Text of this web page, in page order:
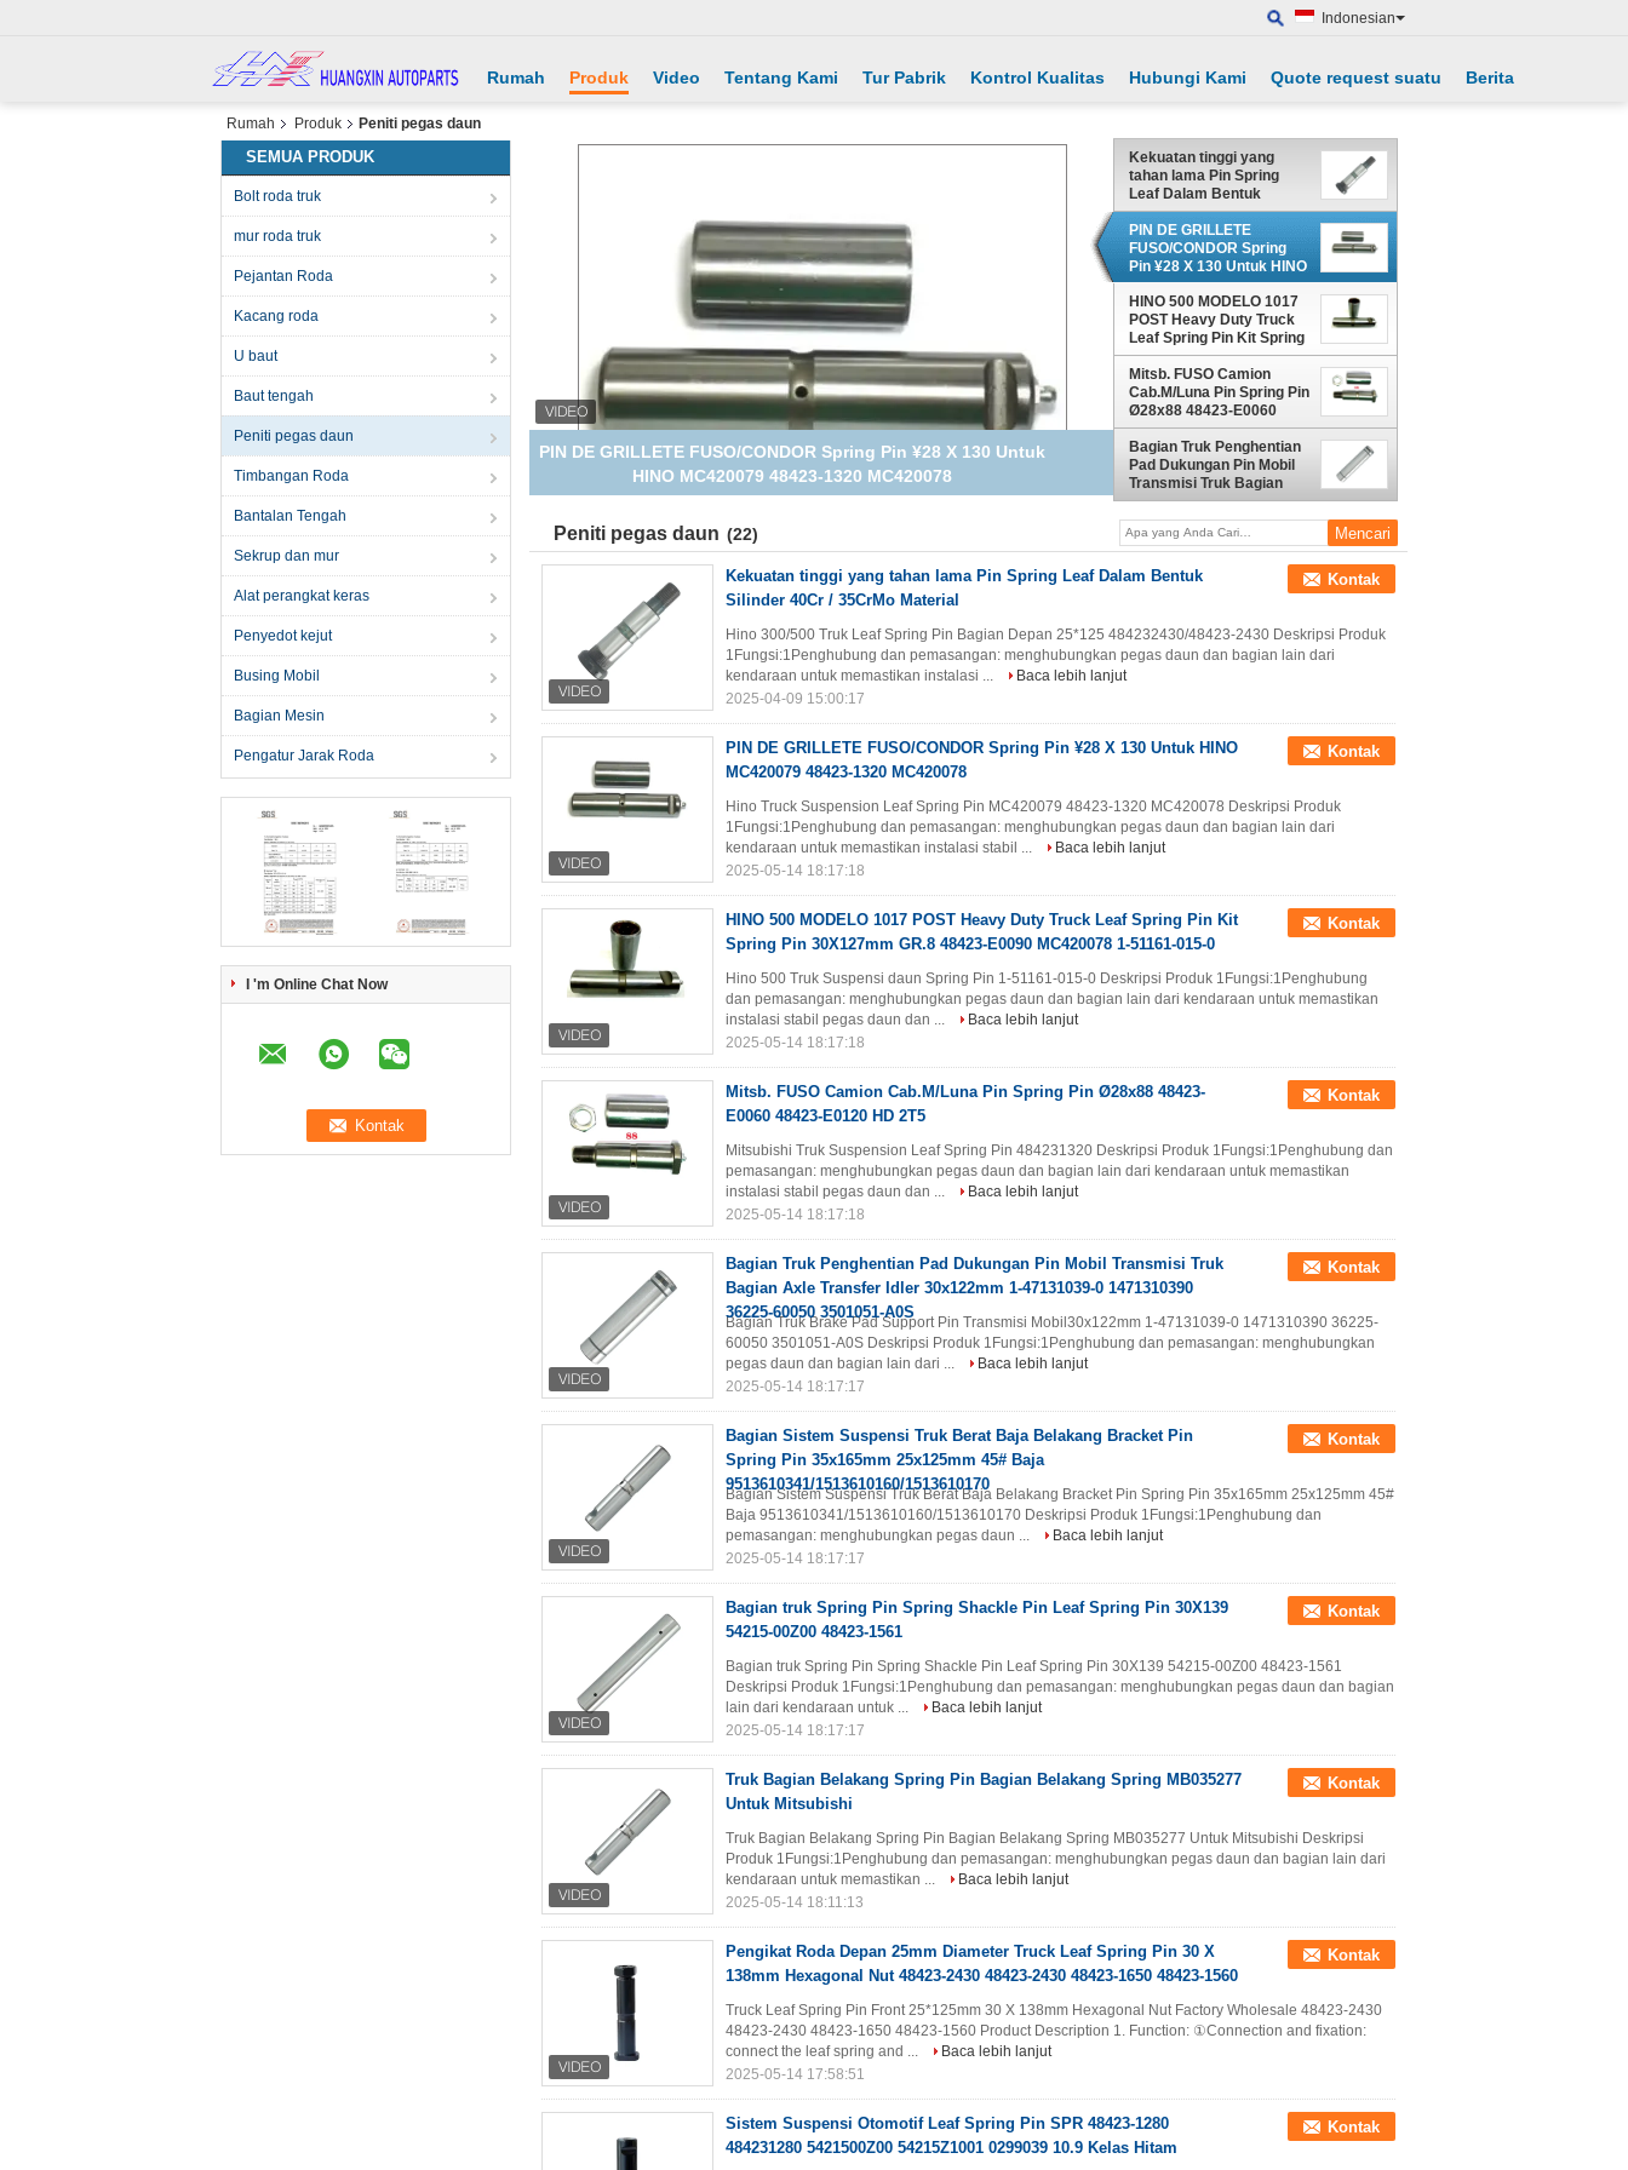
Indonesian
Rumah Produk Video Tentang Kami Tur Pabrik Kontrol Kualitas Hubungi Kami Quote request suatu Berita
Rumah Produk Peniti pegas daun
SEMUA PRODUK
Bolt roda truk
mur roda truk
Pejantan Roda
Kacang roda
U baut
Baut tengah
Peniti pegas daun
Timbangan Roda
Bantalan Tengah
Sekrup dan mur
Alat perangkat keras
Penyedot kejut
Busing Mobil
Bagian Mesin
Pengatur Jarak Roda
I 'm Online Chat Now
PIN DE GRILLETE FUSO/CONDOR Spring Pin ¥28 X 130 Untuk
HINO MC420079 48423-1320 MC420078
Kekuatan tinggi yang
tahan lama Pin Spring
Leaf Dalam Bentuk
Silinder 40Cr / 35CrMo
Material
PIN DE GRILLETE
FUSO/CONDOR Spring
Pin ¥28 X 130 Untuk HINO
MC420079 48423-1320
MC420078
HINO 500 MODELO 1017
POST Heavy Duty Truck
Leaf Spring Pin Kit Spring
Pin 30X127mm GR.8
48423-E0090 MC420078
1-51161-015-0
Mitsb. FUSO Camion
Cab.M/Luna Pin Spring Pin
Ø28x88 48423-E0060
48423-E0120 HD 2T5
Bagian Truk Penghentian
Pad Dukungan Pin Mobil
Transmisi Truk Bagian
Axle Transfer Idler
30x122mm 1-47131039-0
1471310390 36225-60050
3501051-A0S
Peniti pegas daun (22)
Kekuatan tinggi yang tahan lama Pin Spring Leaf Dalam Bentuk
Silinder 40Cr / 35CrMo Material
Kontak
Hino 300/500 Truk Leaf Spring Pin Bagian Depan 25*125 484232430/48423-2430 Deskripsi Produk
1Fungsi:1Penghubung dan pemasangan: menghubungkan pegas daun dan bagian lain dari
kendaraan untuk memastikan instalasi ...
Baca lebih lanjut
2025-04-09 15:00:17
PIN DE GRILLETE FUSO/CONDOR Spring Pin ¥28 X 130 Untuk HINO
MC420079 48423-1320 MC420078
Kontak
Hino Truck Suspension Leaf Spring Pin MC420079 48423-1320 MC420078 Deskripsi Produk
1Fungsi:1Penghubung dan pemasangan: menghubungkan pegas daun dan bagian lain dari
kendaraan untuk memastikan instalasi stabil ...
Baca lebih lanjut
2025-05-14 18:17:18
HINO 500 MODELO 1017 POST Heavy Duty Truck Leaf Spring Pin Kit
Spring Pin 30X127mm GR.8 48423-E0090 MC420078 1-51161-015-0
Kontak
Hino 500 Truk Suspensi daun Spring Pin 1-51161-015-0 Deskripsi Produk 1Fungsi:1Penghubung
dan pemasangan: menghubungkan pegas daun dan bagian lain dari kendaraan untuk memastikan
instalasi stabil pegas daun dan ...
Baca lebih lanjut
2025-05-14 18:17:18
Mitsb. FUSO Camion Cab.M/Luna Pin Spring Pin Ø28x88 48423-
E0060 48423-E0120 HD 2T5
Kontak
Mitsubishi Truk Suspension Leaf Spring Pin 484231320 Deskripsi Produk 1Fungsi:1Penghubung dan
pemasangan: menghubungkan pegas daun dan bagian lain dari kendaraan untuk memastikan
instalasi stabil pegas daun dan ...
Baca lebih lanjut
2025-05-14 18:17:18
Bagian Truk Penghentian Pad Dukungan Pin Mobil Transmisi Truk
Bagian Axle Transfer Idler 30x122mm 1-47131039-0 1471310390
36225-60050 3501051-A0S
Kontak
Bagian Truk Brake Pad Support Pin Transmisi Mobil30x122mm 1-47131039-0 1471310390 36225-
60050 3501051-A0S Deskripsi Produk 1Fungsi:1Penghubung dan pemasangan: menghubungkan
pegas daun dan bagian lain dari ...
Baca lebih lanjut
2025-05-14 18:17:17
Bagian Sistem Suspensi Truk Berat Baja Belakang Bracket Pin
Spring Pin 35x165mm 25x125mm 45# Baja
9513610341/1513610160/1513610170
Kontak
Bagian Sistem Suspensi Truk Berat Baja Belakang Bracket Pin Spring Pin 35x165mm 25x125mm 45#
Baja 9513610341/1513610160/1513610170 Deskripsi Produk 1Fungsi:1Penghubung dan
pemasangan: menghubungkan pegas daun ...
Baca lebih lanjut
2025-05-14 18:17:17
Bagian truk Spring Pin Spring Shackle Pin Leaf Spring Pin 30X139
54215-00Z00 48423-1561
Kontak
Bagian truk Spring Pin Spring Shackle Pin Leaf Spring Pin 30X139 54215-00Z00 48423-1561
Deskripsi Produk 1Fungsi:1Penghubung dan pemasangan: menghubungkan pegas daun dan bagian
lain dari kendaraan untuk ...
Baca lebih lanjut
2025-05-14 18:17:17
Truk Bagian Belakang Spring Pin Bagian Belakang Spring MB035277
Untuk Mitsubishi
Kontak
Truk Bagian Belakang Spring Pin Bagian Belakang Spring MB035277 Untuk Mitsubishi Deskripsi
Produk 1Fungsi:1Penghubung dan pemasangan: menghubungkan pegas daun dan bagian lain dari
kendaraan untuk memastikan ...
Baca lebih lanjut
2025-05-14 18:11:13
Pengikat Roda Depan 25mm Diameter Truck Leaf Spring Pin 30 X
138mm Hexagonal Nut 48423-2430 48423-2430 48423-1650 48423-1560
Kontak
Truck Leaf Spring Pin Front 25*125mm 30 X 138mm Hexagonal Nut Factory Wholesale 48423-2430
48423-2430 48423-1650 48423-1560 Product Description 1. Function: ①Connection and fixation:
connect the leaf spring and ...
Baca lebih lanjut
2025-05-14 17:58:51
Sistem Suspensi Otomotif Leaf Spring Pin SPR 48423-1280
484231280 5421500Z00 54215Z1001 0299039 10.9 Kelas Hitam
Kontak